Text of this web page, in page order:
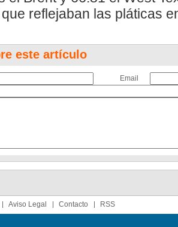
reflejaban las pláticas
este artículo
Email
Aviso Legal Contacto RSS